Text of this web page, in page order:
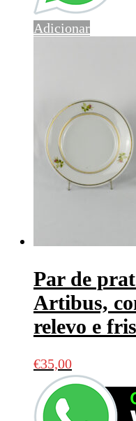
Adicionar
Par de
Artibus,
relevo e
€35,00